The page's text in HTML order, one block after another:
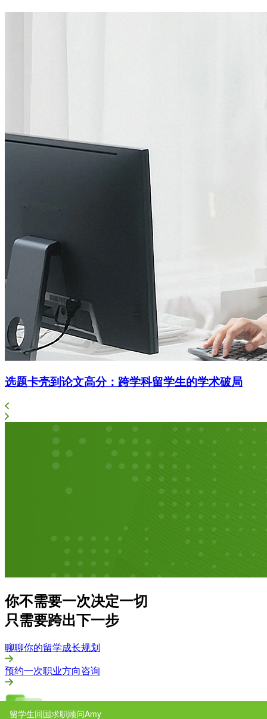
选题卡壳到论文高分：跨学科留学生的学术破局
你不需要一次决定一切
只需要跨出下一步
聊聊你的留学成长规划
预约一次职业方向咨询